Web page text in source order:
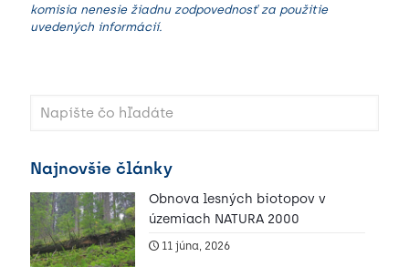
komisia nenesie žiadnu zodpovednosť za použitie
uvedených informácií.
Najnovšie články
Obnova lesných biotopov v
územiach NATURA 2000
11 júna, 2026